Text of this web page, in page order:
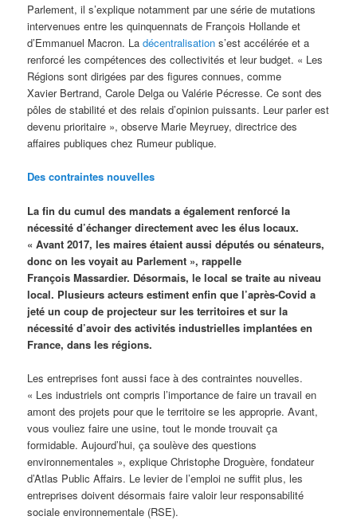
Parlement, il s’explique notamment par une série de mutations
intervenues entre les quinquennats de François Hollande et
d’Emmanuel Macron. Ladécentralisation s’est accélérée et a
renforcé les compétences des collectivités et leur budget. « Les
Régions sont dirigées par des figures connues, comme
Xavier Bertrand, Carole Delga ou Valérie Pécresse. Ce sont des
pôles de stabilité et des relais d’opinion puissants. Leur parler est
devenu prioritaire », observe Marie Meyruey, directrice des
affaires publiques chez Rumeur publique.
Des contraintes nouvelles
La fin du cumul des mandats a également renforcé la
nécessité d’échanger directement avec les élus locaux.
« Avant 2017, les maires étaient aussi députés ou sénateurs,
donc on les voyait au Parlement », rappelle
François Massardier. Désormais, le local se traite au niveau
local. Plusieurs acteurs estiment enfin que l’après-Covid a
jeté un coup de projecteur sur les territoires et sur la
nécessité d’avoir des activités industrielles implantées en
France, dans les régions.
Les entreprises font aussi face à des contraintes nouvelles.
« Les industriels ont compris l’importance de faire un travail en
amont des projets pour que le territoire se les approprie. Avant,
vous vouliez faire une usine, tout le monde trouvait ça
formidable. Aujourd’hui, ça soulève des questions
environnementales », explique Christophe Droguère, fondateur
d’Atlas Public Affairs. Le levier de l’emploi ne suffit plus, les
entreprises doivent désormais faire valoir leur responsabilité
sociale environnementale (RSE).